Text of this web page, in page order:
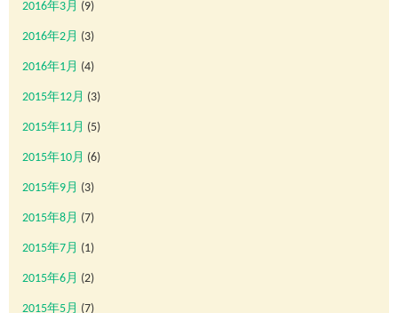
2016年3月 (9)
2016年2月 (3)
2016年1月 (4)
2015年12月 (3)
2015年11月 (5)
2015年10月 (6)
2015年9月 (3)
2015年8月 (7)
2015年7月 (1)
2015年6月 (2)
2015年5月 (7)